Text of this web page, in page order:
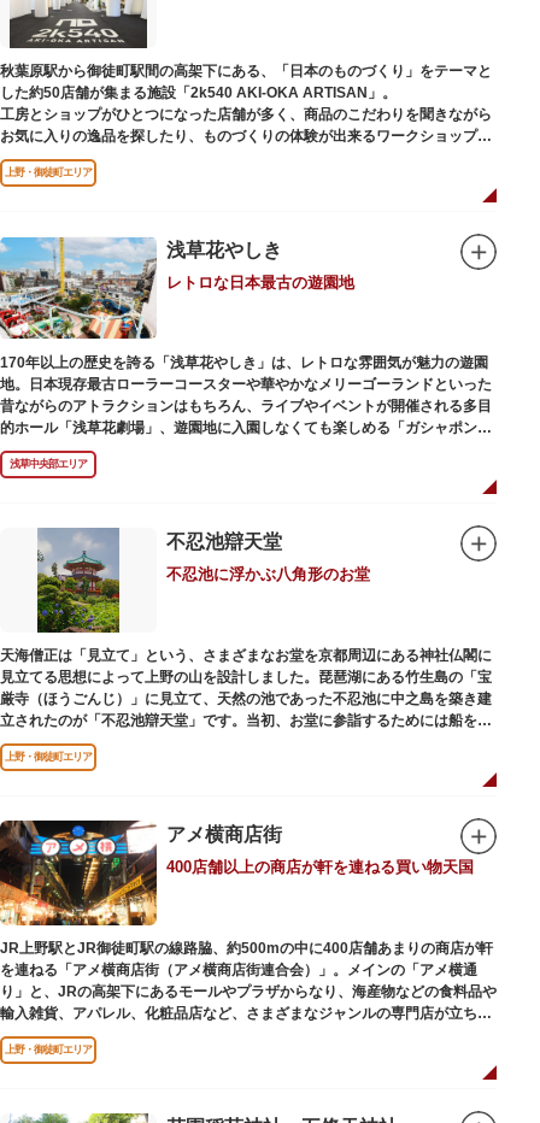
秋葉原駅から御徒町駅間の高架下にある、「日本のものづくり」をテーマと
した約50店舗が集まる施設「2k540 AKI-OKA ARTISAN」。
工房とショップがひとつになった店舗が多く、商品のこだわりを聞きながら
お気に入りの逸品を探したり、ものづくりの体験が出来るワークショップに
参加して自分だけのオリジナル商品を作ったり、クリエイターと直接コミュ
ニケーションをとりながらのショッピングが楽しめます。飲食店もあるので
ないぬくもりと、新しいデザインの商品に出会うことができます。
名前の由来は、東京駅から2k540m付近にあることから「2k540」、秋葉原
駅（AKIHABARA）と御徒町駅（OKACHIMACHI）の間にあるという造語
「AKI-OKA」、フランス語で「職人」を意味する「ARTISAN」を組み合わ
せたもの。
施設周辺は、江戸の文化を伝える伝統工芸職人の街だったという背景もあ
り、現在もジュエリーや皮製品を扱うお店が多く、高いセンスとクオリティ
をもった店舗が集結しています。
上野・御徒町エリア
浅草花やしき
レトロな日本最古の遊園地
170年以上の歴史を誇る「浅草花やしき」は、レトロな雰囲気が魅力の遊園
地。日本現存最古ローラーコースターや華やかなメリーゴーランドといった
昔ながらのアトラクションはもちろん、ライブやイベントが開催される多目
的ホール「浅草花劇場」、遊園地に入園しなくても楽しめる「ガシャポンの
デパート浅草花やしき店」も併設され、さまざまな娯楽を楽しめる浅草の
「遊びの場」として親しまれています。
と菊細工を主とした花園（かえん）として誕生しました。明治時代に入ると
遊戯施設が置かれ、珍鳥や猛獣、見世物の展示などでも評判に。全国有数の
動物園としても知られるようになりました。戦後は遊園地として再開し、温
かさと懐かしさを併せ持つレトロなアトラクションや雰囲気で人気のスポッ
トとなっています。幼児（0歳～4歳）は入園とのりもの料が無料で、年齢や
身長制限の無いアトラクションもあり、子どもの遊園地デビューにもぴった
りです。
浅草中央部エリア
不忍池辯天堂
不忍池に浮かぶ八角形のお堂
天海僧正は「見立て」という、さまざまなお堂を京都周辺にある神社仏閣に
見立てる思想によって上野の山を設計しました。琵琶湖にある竹生島の「宝
厳寺（ほうごんじ）」に見立て、天然の池であった不忍池に中之島を築き建
立されたのが「不忍池辯天堂」です。当初、お堂に参詣するためには船を使
用していましたが、参詣者が増えたことから橋がかけられました。不忍池の
どこからでも参拝できるように、八角形の建物になったと言われ、7月から8
ご本尊である辯才天は、音楽と芸能の守り神として広く信仰され、
「辯”財”天」とも書くことから、金運上昇といったご利益もあると言われて
います。辯才天は琵琶を持った姿で知られていますが、不忍池辯天堂の辯才
天は、8本の腕に煩悩を破壊する武器をお持ちになっている「八臂辯才天
（はっぴべんざいてん）」。9月に行われる「巳成金（みなるかね）大祭」
で目にすることができます。
不忍池辯天堂には、豊臣秀吉公が大切にしていたという伝説のある、谷中七
福神とは別の「大黒天」も祀られています。
上野・御徒町エリア
アメ横商店街
400店舗以上の商店が軒を連ねる買い物天国
JR上野駅とJR御徒町駅の線路脇、約500mの中に400店舗あまりの商店が軒
を連ねる「アメ横商店街（アメ横商店街連合会）」。メインの「アメ横通
り」と、JRの高架下にあるモールやプラザからなり、海産物などの食料品や
輸入雑貨、アパレル、化粧品店など、さまざまなジャンルの専門店が立ち並
んでいます。活気ある呼び込みが飛び交うなかで、店員さんとの会話も楽し
みながら目玉商品や特価品を探せるのが魅力のひとつ。年末の叩き売りは風
上野・御徒町エリア